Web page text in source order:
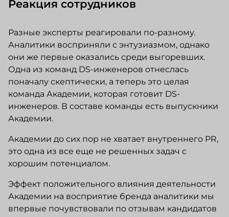
Реакция сотрудников
Разные эксперты реагировали по-разному.
Аналитики восприняли с энтузиазмом, однако
они же первые оказались среди выгоревших.
Одна из команд DS-инженеров отнеслась
поначалу скептически, а теперь это целая
команда Академии, которая готовит DS-
инженеров. В составе команды есть выпускники
Академии.
Академии до сих пор не хватает внутреннего PR,
это одна из все еще не решенных задач с
хорошим потенциалом.
Эффект положительного влияния деятельности
Академии на восприятие бренда аналитики мы
впервые почувствовали по отзывам кандидатов